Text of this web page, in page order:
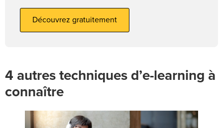
Découvrez gratuitement
4 autres techniques d’e-learning à
connaître